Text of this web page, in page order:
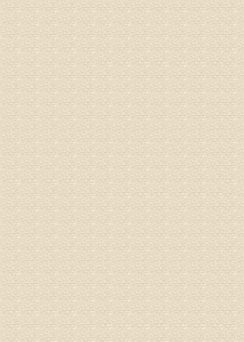
的放射
病情描
专家回
姓名：
病情描
专家回
较严重
病情描